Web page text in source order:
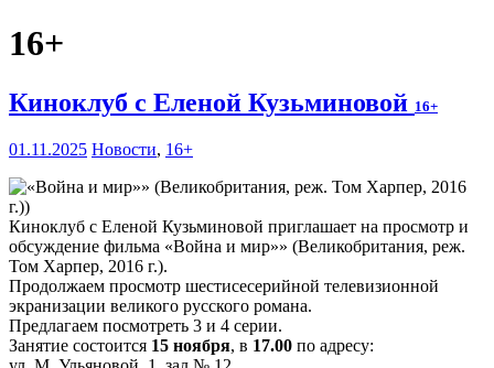
16+
Киноклуб с Еленой Кузьминовой 16+
01.11.2025 Новости, 16+
Киноклуб с Еленой Кузьминовой приглашает на просмотр и
обсуждение фильма «Война и мир»» (Великобритания, реж.
Том Харпер, 2016 г.).
Продолжаем просмотр шестисесерийной телевизионной
экранизации великого русского романа.
Предлагаем посмотреть 3 и 4 серии.
Занятие состоится 15 ноября, в 17.00 по адресу: